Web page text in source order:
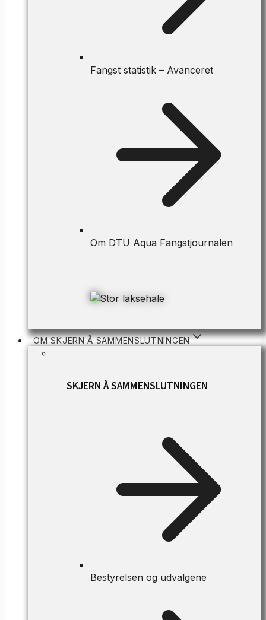
Fangst statistik – Avanceret
Om DTU Aqua Fangstjournalen
OM SKJERN Å SAMMENSLUTNINGEN
SKJERN Å SAMMENSLUTNINGEN
Bestyrelsen og udvalgene